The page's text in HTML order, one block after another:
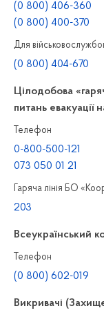
(0 800) 406-360
(0 800) 400-370
Для
(0 800) 404-670
Цілодобова
питань евакуації
Телефон
0-800-500-121
073 050 01 21
Гаряча лінія БО
203
Всеукраїнський
Телефон
(0 800) 602-019
Викривачі